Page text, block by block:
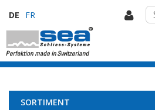
DE FR
SORTIMENT